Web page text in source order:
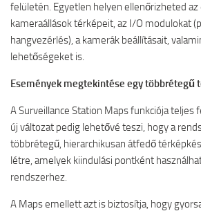
felületén. Egyetlen helyen ellenőrizheted
kameraállások térképeit, az I/O modulokat
hangvezérlés), a kamerák beállításait,
lehetőségeket is.
Események megtekintése egy többrétegű
A Surveillance Station Maps funkciója teljes
új változat pedig lehetővé teszi, hogy a
többrétegű, hierarchikusan átfedő
létre, amelyek kiindulási pontként
rendszerhez.
A Maps emellett azt is biztosítja, hogy